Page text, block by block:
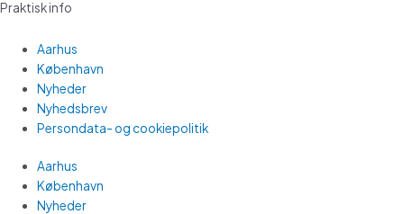
Praktisk info
Aarhus
København
Nyheder
Nyhedsbrev
Persondata- og cookiepolitik
Aarhus
København
Nyheder